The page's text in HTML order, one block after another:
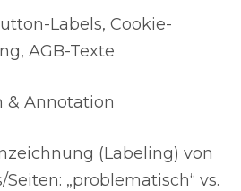
Labels, Cookie-
AGB-Texte
& Annotation
(Labeling) von
Seiten: „problematisch“ vs.